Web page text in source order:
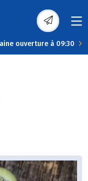
ouverture à 09:30